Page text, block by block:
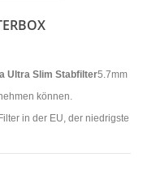
Ultra Slim Stabfilter5.7mm
können.
in der EU, der niedrigste